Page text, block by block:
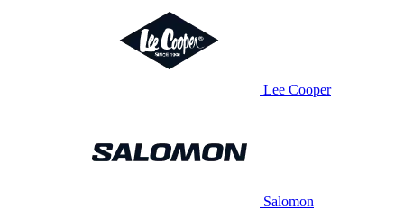
Lee Cooper
Salomon